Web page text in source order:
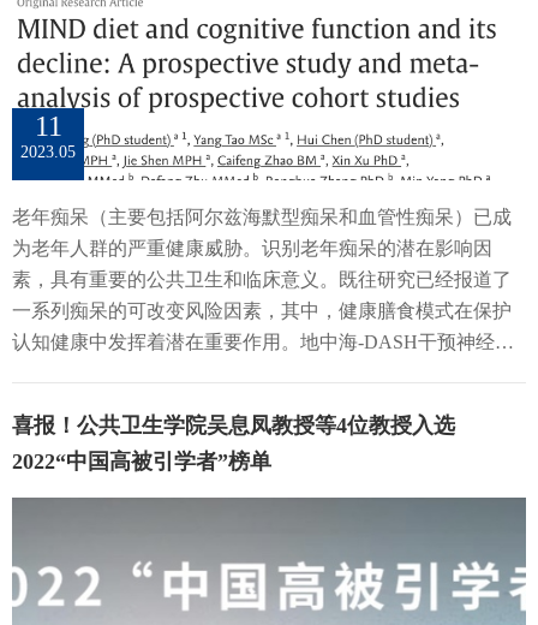
从高到低进行排序。令人震惊的是，中国的诚实水平被放在
最末！ 这篇文章引发了大量质疑，其中最主要的一点就是他
们对诚实的衡量方法——电子邮件的回复率。实际上，“助人
为乐”是中华民族的传统美德，对于助人者和受助者而言，这
都是一个典型的“共赢”情景，理应受到更少的“警惕”；而
Cohn的研究结果与传统文化和其他研究结论相悖。对于不同
步的探索来揭示不同文化背景下的公民对“诚实行为”的界定
差异。2019年暑期开始，本团队启动了一项多中心（10个城
市）的现场实验，联合来自15所大学的100多位教师、学生和
外籍科研助理来复制Cohn等人2019年的研究。我们不仅复制
了Cohn论文的研究设计细节，而且对其进行了进一步的补充
和改进，包括补充了“钱包回收率”而非单一的“电子邮件回复
率”作为额外的公民诚实度的衡量标准，以及实时观察丢失钱
包的处理情况，事后对这些机构的员工进行正式调查，了解
他们是如何处理的。我们发现，如果仅用电子邮件回复率来
回复率”无法真实反映公民的诚实程度！更重要的是，电子邮
件回复率与国家层面集体主义指数显著负相关（r=-0.780，
11
2023.05
老年痴呆（主要包括阿尔兹海默型痴呆和血管性痴呆）已成
为老年人群的严重健康威胁。识别老年痴呆的潜在影响因
素，具有重要的公共卫生和临床意义。既往研究已经报道了
一系列痴呆的可改变风险因素，其中，健康膳食模式在保护
认知健康中发挥着潜在重要作用。地中海-DASH干预神经退
制部分动物性食物以及高饱和脂肪食物的摄入，并特别强调
摄入富含维生素和膳食抗氧化物质的绿叶蔬菜和浆果。然
而，目前关于MIND膳食模式与老年认知健康的人群关联研究
研究员课题组在MIND膳食模式与老年认知健康的营养流行病
学研究取得新进展，相关研究成果分别发表于《American
喜报！公共卫生学院吴息凤教授等4位教授入选
2022“中国高被引学者”榜单